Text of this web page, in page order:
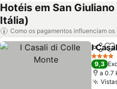
Hotéis em San
Itália)
Como os pagamentos influenciam os
I
4 Estrelas
9,3
a 0.7